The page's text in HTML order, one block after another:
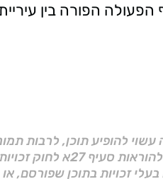
הפעולה הפורה בין
עשוי להופיע תוכן, לרבות
לחוק זכויות יוצרים, התשס"ח–2007.
זכויות בתוכן שפורסם,